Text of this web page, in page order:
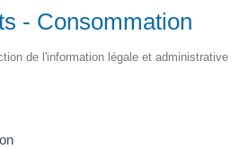
- Consommation
de l'information légale et administrative